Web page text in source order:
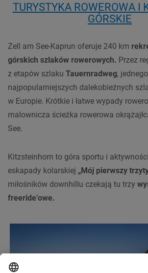
TURYSTYKA ROWEROWA I
GÓRSKIE
Zell am See-Kaprun oferuje 240 km
górskich szlaków rowerowych. Przez
z etapów szlaku Tauernradweg,
najpopularniejszych dalekobieżnych
w Europie. Krótkie i łatwe wypady
malownicza ścieżka rowerowa
See.
Kitzsteinhorn to góra sportu i
eskapady kolarskiej „Mój pierwszy
miłośników downhillu czekają tu trzy
freeride’owe.